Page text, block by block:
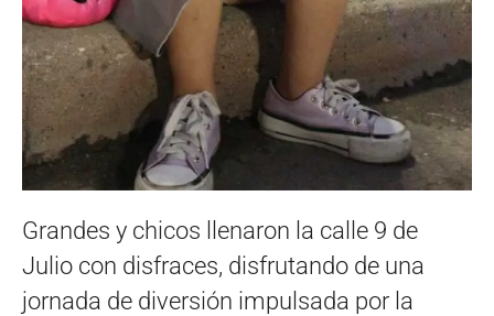
Grandes y chicos llenaron la calle 9 de
Julio con disfraces, disfrutando de una
jornada de diversión impulsada por la